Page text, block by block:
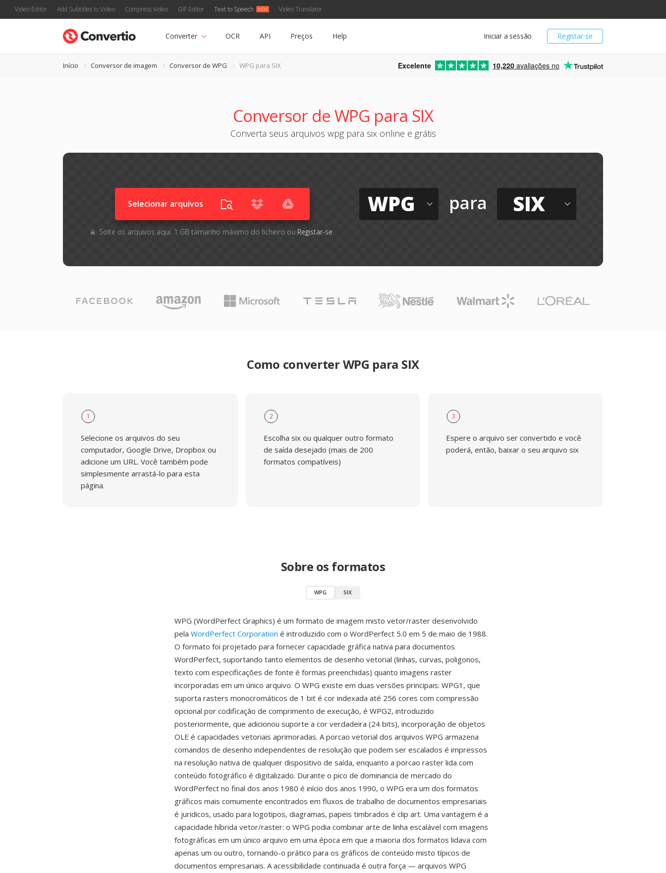
Video Editor Add Subtitles to Video Compress Video GIF Editor Text to Speech Video Translator
Registar-se
Iniciar a sessão
Converter OCR API Preços Help
Início Conversor de imagem Conversor de WPG WPG para SIX Excelente 10,220 avaliações no
Conversor de WPG para SIX
Converta seus arquivos wpg para six online e grátis
Selecionar arquivos
Solte os arquivos aqui. 1 GB tamanho máximo do ficheiro ou Registar-se
WPG para SIX
Como converter WPG para SIX
1
Selecione os arquivos do seu
computador, Google Drive, Dropbox ou
adicione um URL. Você também pode
simplesmente arrastá-lo para esta
página.
2
Escolha six ou qualquer outro formato
de saída desejado (mais de 200
formatos compatíveis)
3
Espere o arquivo ser convertido e você
poderá, então, baixar o seu arquivo six
Sobre os formatos
WPG SIX
WPG (WordPerfect Graphics) é um formato de imagem misto vetor/raster desenvolvido
pela WordPerfect Corporation é introduzido com o WordPerfect 5.0 em 5 de maio de 1988.
O formato foi projetado para fornecer capacidade gráfica nativa para documentos
WordPerfect, suportando tanto elementos de desenho vetorial (linhas, curvas, poligonos,
texto com especificações de fonte é formas preenchidas) quanto imagens raster
incorporadas em um único arquivo. O WPG existe em duas versões principais: WPG1, que
suporta rasters monocromáticos de 1 bit é cor indexada até 256 cores com compressão
opcional por codificação de comprimento de execução, é WPG2, introduzido
posteriormente, que adicionou suporte a cor verdadeira (24 bits), incorporação de objetos
OLE é capacidades vetoriais aprimoradas. A porcao vetorial dos arquivos WPG armazena
comandos de desenho independentes de resolução que podem ser escalados é impressos
na resolução nativa de qualquer dispositivo de saída, enquanto a porcao raster lida com
conteúdo fotográfico é digitalizado. Durante o pico de dominancia de mercado do
WordPerfect no final dos anos 1980 é início dos anos 1990, o WPG era um dos formatos
gráficos mais comumente encontrados em fluxos de trabalho de documentos empresariais
é juridicos, usado para logotipos, diagramas, papeis timbrados é clip art. Uma vantagem é a
capacidade híbrida vetor/raster: o WPG podia combinar arte de linha escalável com imagens
fotográficas em um único arquivo em uma época em que a maioria dos formatos lidava com
apenas um ou outro, tornando-o prático para os gráficos de conteúdo misto típicos de
documentos empresariais. A acessibilidade continuada é outra força — arquivos WPG